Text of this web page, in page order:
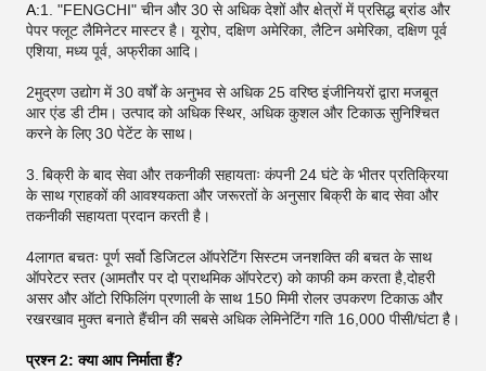
A:1. "FENGCHI" चीन और 30 से अधिक देशों और क्षेत्रों में प्रसिद्ध ब्रांड और
पेपर फ्लूट लैमिनेटर मास्टर है। यूरोप, दक्षिण अमेरिका, लैटिन अमेरिका, दक्षिण पूर्व
एशिया, मध्य पूर्व, अफ्रीका आदि।
2मुद्रण उद्योग में 30 वर्षों के अनुभव से अधिक 25 वरिष्ठ इंजीनियरों द्वारा मजबूत
आर एंड डी टीम। उत्पाद को अधिक स्थिर, अधिक कुशल और टिकाऊ सुनिश्चित
करने के लिए 30 पेटेंट के साथ।
3. बिक्री के बाद सेवा और तकनीकी सहायताः कंपनी 24 घंटे के भीतर प्रतिक्रिया
के साथ ग्राहकों की आवश्यकता और जरूरतों के अनुसार बिक्री के बाद सेवा और
तकनीकी सहायता प्रदान करती है।
4लागत बचतः पूर्ण सर्वो डिजिटल ऑपरेटिंग सिस्टम जनशक्ति की बचत के साथ
ऑपरेटर स्तर (आमतौर पर दो प्राथमिक ऑपरेटर) को काफी कम करता है,दोहरी
असर और ऑटो रिफिलिंग प्रणाली के साथ 150 मिमी रोलर उपकरण टिकाऊ और
रखरखाव मुक्त बनाते हैंचीन की सबसे अधिक लेमिनेटिंग गति 16,000 पीसी/घंटा है।
प्रश्न 2: क्या आप निर्माता हैं?